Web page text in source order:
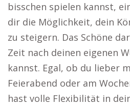
bisschen spielen kannst,
dir die Möglichkeit, dein
zu steigern. Das Schöne
Zeit nach deinen eigenen
kannst. Egal, ob du lieber
Feierabend oder am
hast volle Flexibilität in